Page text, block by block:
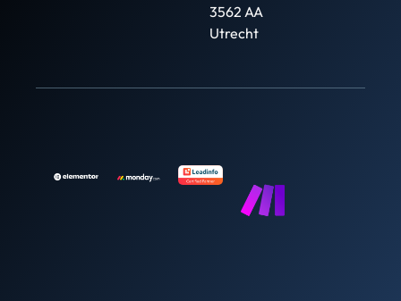
3562 AA
Utrecht